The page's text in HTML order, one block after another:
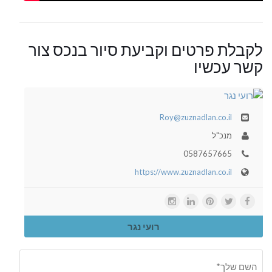
לקבלת פרטים וקביעת סיור בנכס צור
קשר עכשיו
Roy@zuznadlan.co.il
מנכ"ל
0587657665
https://www.zuznadlan.co.il
רועי נגר